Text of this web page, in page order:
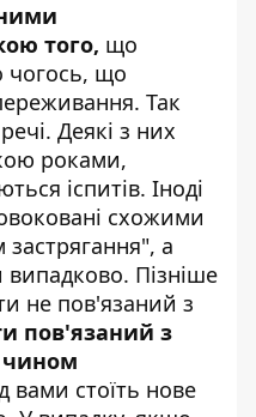
того, що
чогось, що
Так
Деякі з них
роками,
іспитів. Іноді
схожими
застрягання", а
випадково. Пізніше
не пов'язаний з
пов'язаний з
вами стоїть нове